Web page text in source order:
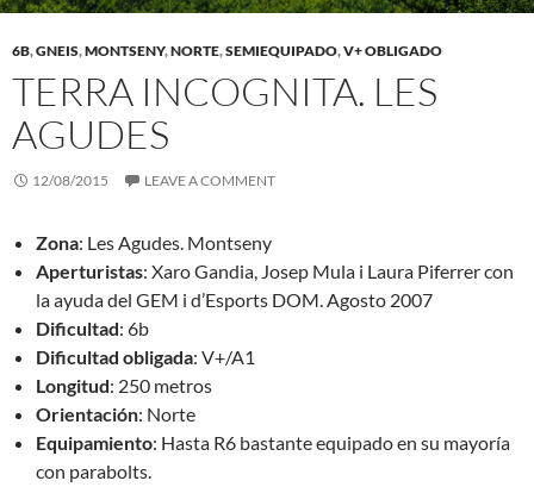
6B,GNEIS,MONTSENY,NORTE,SEMIEQUIPADO,V+ OBLIGADO
TERRA INCOGNITA. LES
AGUDES
12/08/2015 LEAVE A COMMENT
Zona: Les Agudes. Montseny
Aperturistas: Xaro Gandia, Josep Mula i Laura Piferrer con
la ayuda del GEM i d’Esports DOM. Agosto 2007
Dificultad: 6b
Dificultad obligada: V+/A1
Longitud: 250 metros
Orientación: Norte
Equipamiento: Hasta R6 bastante equipado en su mayoría
con parabolts.